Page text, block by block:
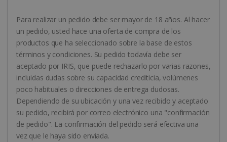
Para realizar un pedido debe ser mayor de 18 años. Al hacer
un pedido, usted hace una oferta de compra de los
productos que ha seleccionado sobre la base de estos
términos y condiciones. Su pedido todavía debe ser
aceptado por IRIS, que puede rechazarlo por varias razones,
incluidas dudas sobre su capacidad crediticia, volúmenes
poco habituales o direcciones de entrega dudosas.
Dependiendo de su ubicación y una vez recibido y aceptado
su pedido, recibirá por correo electrónico una "confirmación
de pedido". La confirmación del pedido será efectiva una
vez que le haya sido enviada.